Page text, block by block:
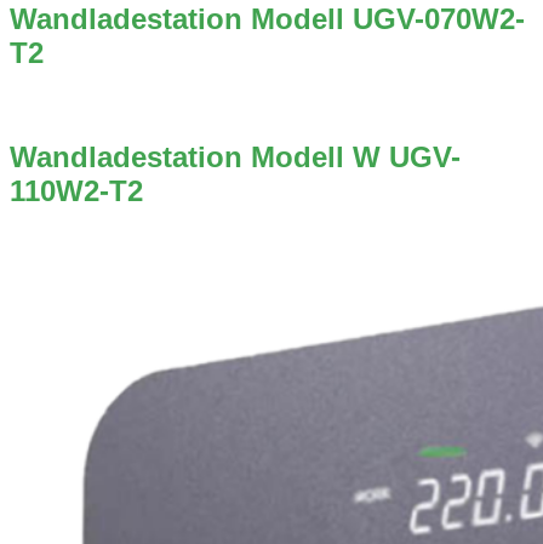
Wandladestation Modell UGV-070W2-
T2
Wandladestation Modell W UGV-
110W2-T2